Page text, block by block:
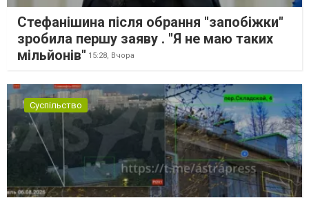
Стефанішина після обрання "запобіжки"
зробила першу заяву . "Я не маю таких
мільйонів" 15:28, Вчора
Суспільство